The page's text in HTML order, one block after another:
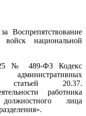
Воспрепятствование
войск национальной
№ 489-ФЗ Кодекс
статьей 20.37.
работника
лица